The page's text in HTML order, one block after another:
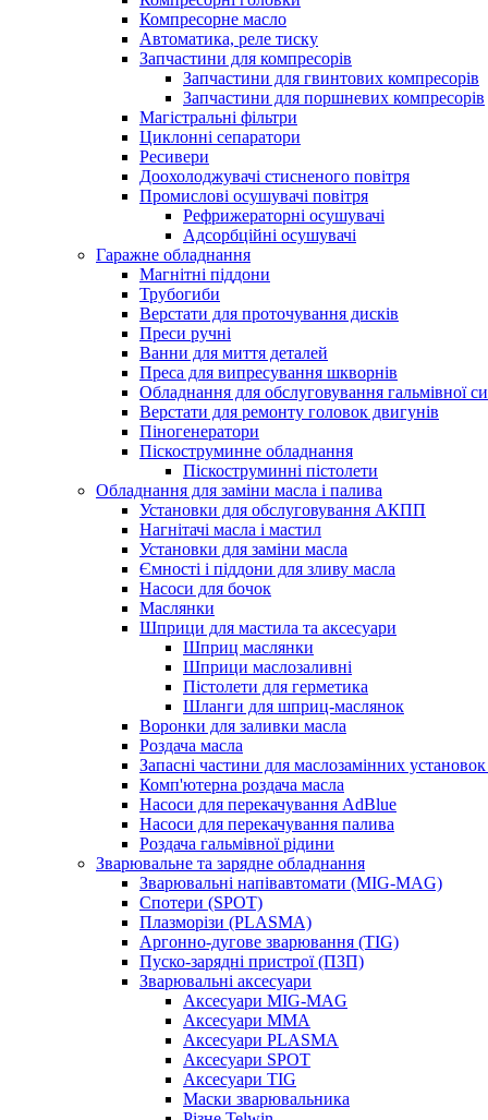
Компресорне масло
Автоматика, реле тиску
Запчастини для компресорів
Запчастини для гвинтових компресорів
Запчастини для поршневих компресорів
Магістральні фільтри
Циклонні сепаратори
Ресивери
Доохолоджувачі стисненого повітря
Промислові осушувачі повітря
Рефрижераторні осушувачі
Адсорбційні осушувачі
Гаражне обладнання
Магнітні піддони
Трубогиби
Верстати для проточування дисків
Преси ручні
Ванни для миття деталей
Преса для випресування шкворнів
Обладнання для обслуговування гальмівної
Верстати для ремонту головок двигунів
Піногенератори
Піскоструминне обладнання
Піскоструминні пістолети
Обладнання для заміни масла і палива
Установки для обслуговування АКПП
Нагнітачі масла і мастил
Установки для заміни масла
Ємності і піддони для зливу масла
Насоси для бочок
Маслянки
Шприци для мастила та аксесуари
Шприц маслянки
Шприци маслозаливні
Пістолети для герметика
Шланги для шприц-маслянок
Воронки для заливки масла
Роздача масла
Запасні частини для маслозамінних установок
Комп'ютерна роздача масла
Насоси для перекачування AdBlue
Насоси для перекачування палива
Роздача гальмівної рідини
Зварювальне та зарядне обладнання
Зварювальні напівавтомати (MIG-MAG)
Спотери (SPOT)
Плазморізи (PLASMA)
Аргонно-дугове зварювання (TIG)
Пуско-зарядні пристрої (ПЗП)
Зварювальні аксесуари
Аксесуари MIG-MAG
Аксесуари MMA
Аксесуари PLASMA
Аксесуари SPOT
Аксесуари TIG
Маски зварювальника